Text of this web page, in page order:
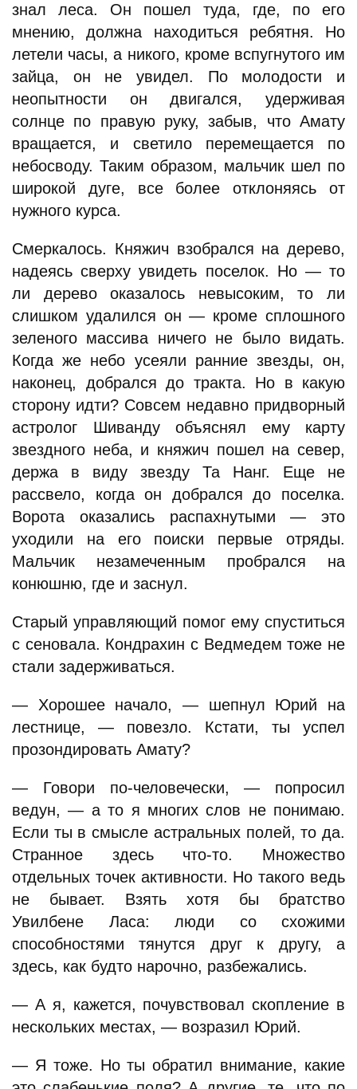
знал леса. Он пошел туда, где, по его
мнению, должна находиться ребятня. Но
летели часы, а никого, кроме вспугнутого им
зайца, он не увидел. По молодости и
неопытности он двигался, удерживая
солнце по правую руку, забыв, что Амату
вращается, и светило перемещается по
небосводу. Таким образом, мальчик шел по
широкой дуге, все более отклоняясь от
нужного курса.
Смеркалось. Княжич взобрался на дерево,
надеясь сверху увидеть поселок. Но — то
ли дерево оказалось невысоким, то ли
слишком удалился он — кроме сплошного
зеленого массива ничего не было видать.
Когда же небо усеяли ранние звезды, он,
наконец, добрался до тракта. Но в какую
сторону идти? Совсем недавно придворный
астролог Шиванду объяснял ему карту
звездного неба, и княжич пошел на север,
держа в виду звезду Та Нанг. Еще не
рассвело, когда он добрался до поселка.
Ворота оказались распахнутыми — это
уходили на его поиски первые отряды.
Мальчик незамеченным пробрался на
конюшню, где и заснул.
Старый управляющий помог ему спуститься
с сеновала. Кондрахин с Ведмедем тоже не
стали задерживаться.
— Хорошее начало, — шепнул Юрий на
лестнице, — повезло. Кстати, ты успел
прозондировать Амату?
— Говори по-человечески, — попросил
ведун, — а то я многих слов не понимаю.
Если ты в смысле астральных полей, то да.
Странное здесь что-то. Множество
отдельных точек активности. Но такого ведь
не бывает. Взять хотя бы братство
Увилбене Ласа: люди со схожими
способностями тянутся друг к другу, а
здесь, как будто нарочно, разбежались.
— А я, кажется, почувствовал скопление в
нескольких местах, — возразил Юрий.
— Я тоже. Но ты обратил внимание, какие